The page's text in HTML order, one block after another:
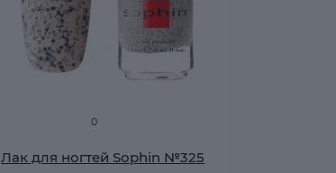
0
Лак для ногтей Sophin №325